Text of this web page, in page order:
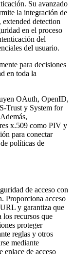
Su avanzado
la integración de
detection
en el proceso
del
del usuario.
para decisiones
en toda la
OAuth, OpenID,
Trust y System for
x.509 como PIV y
para conectar
políticas de
de acceso con
Proporciona acceso
y garantiza que
los recursos que
proteger
reglas y otros
mediante
enlace de acceso